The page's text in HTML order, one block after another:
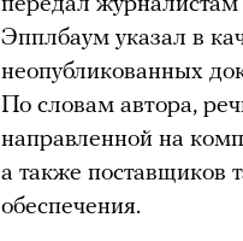
Эпплбаум указал в
неопубликованных
По словам автора,
направленной на
а также поставщиков
обеспечения.